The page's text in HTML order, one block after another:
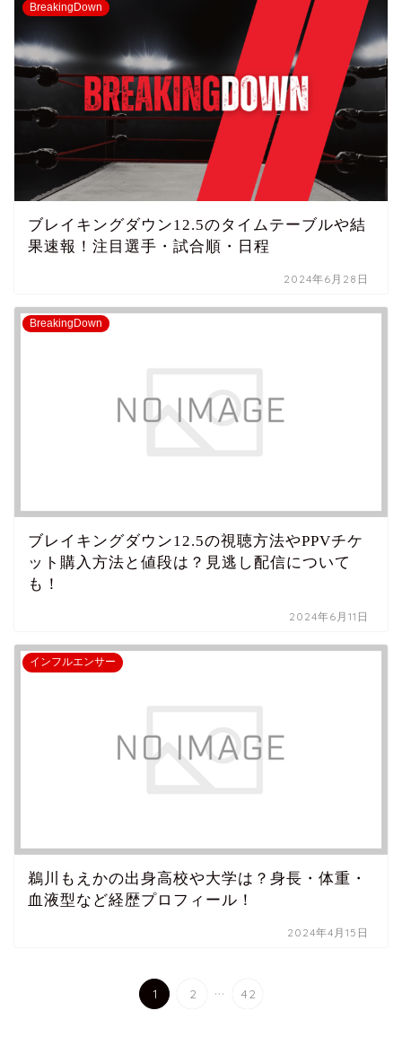
BreakingDown
ブレイキングダウン12.5のタイムテーブルや結
果速報！注目選手・試合順・日程
2024年6月28日
BreakingDown
ブレイキングダウン12.5の視聴方法やPPVチケ
ット購入方法と値段は？見逃し配信について
も！
2024年6月11日
インフルエンサー
鵜川もえかの出身高校や大学は？身長・体重・
血液型など経歴プロフィール！
2024年4月15日
1 2 ... 42